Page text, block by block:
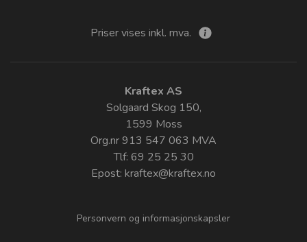
Priser vises inkl. mva.
Kraftex AS
Solgaard Skog 150,
1599 Moss
Org.nr 913 547 063 MVA
Tlf: 69 25 25 30
Epost: kraftex@kraftex.no
Personvern og informasjonskapsler